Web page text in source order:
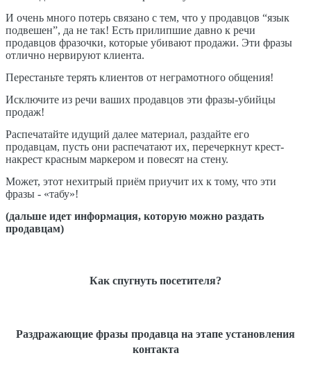
И очень много потерь связано с тем, что у продавцов “язык
подвешен”, да не так! Есть прилипшие давно к речи
продавцов фразочки, которые убивают продажи. Эти фразы
отлично нервируют клиента.
Перестаньте терять клиентов от неграмотного общения!
Исключите из речи ваших продавцов эти фразы-убийцы
продаж!
Распечатайте идущий далее материал, раздайте его
продавцам, пусть они распечатают их, перечеркнут крест-
накрест красным маркером и повесят на стену.
Может, этот нехитрый приём приучит их к тому, что эти
фразы - «табу»!
(дальше идет информация, которую можно раздать
продавцам)
Как спугнуть посетителя?
Раздражающие фразы продавца на этапе установления
контакта